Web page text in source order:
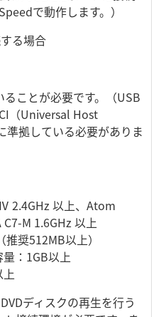
で動作します。）
る場合
ことが必要です。（USB
（Universal Host
拠している必要がありま
2.4GHz 以上、Atom
M 1.6GHz 以上
奨512MB以上）
：1GB以上
ディスクの再生を行う